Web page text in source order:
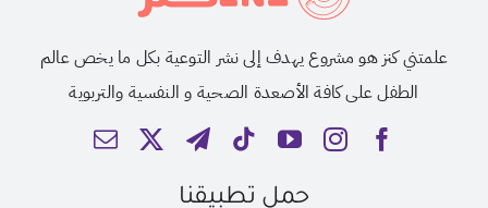
علمتني كنز هو مشروع يهدف إلى نشر التوعية بكل ما يخص عالم
الطفل على كافة الأصعدة الصحية و النفسية والتربوية
حمل تطبيقنا